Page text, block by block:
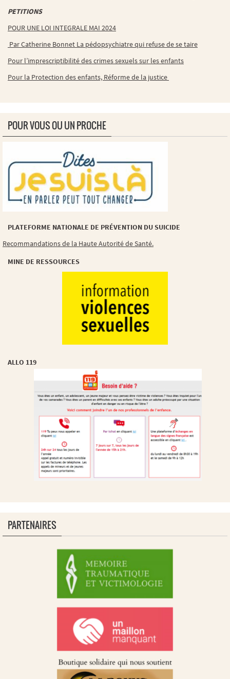
PETITIONS
POUR UNE LOI INTEGRALE MAI 2024
Par Catherine Bonnet La pédopsychiatre qui refuse de se taire
Pour l’imprescriptibilité des crimes sexuels sur les enfants
Pour la Protection des enfants, Réforme de la justice
POUR VOUS OU UN PROCHE
PLATEFORME NATIONALE DE PRÉVENTION DU SUICIDE
Recommandations de la Haute Autorité de Santé.
MINE DE RESSOURCES
ALLO 119
PARTENAIRES